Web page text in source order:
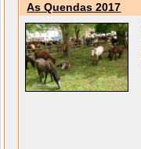
As Quendas 2017